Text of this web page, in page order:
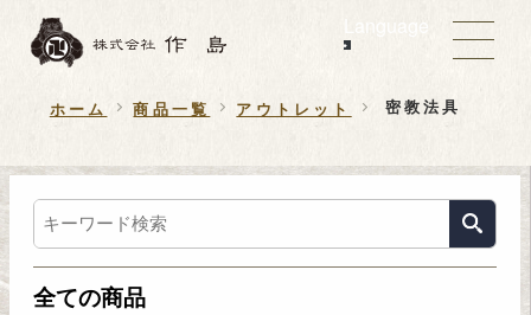
Language
ホーム 商品一覧 アウトレット 密教法具
全ての商品